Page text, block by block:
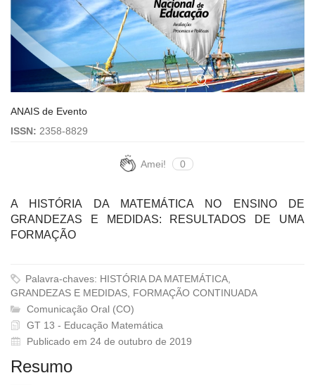
ANAIS de Evento
ISSN: 2358-8829
Amei! 0
A HISTÓRIA DA MATEMÁTICA NO ENSINO DE
GRANDEZAS E MEDIDAS: RESULTADOS DE UMA
FORMAÇÃO
Palavra-chaves: HISTÓRIA DA MATEMÁTICA,
GRANDEZAS E MEDIDAS, FORMAÇÃO CONTINUADA
Comunicação Oral (CO)
GT 13 - Educação Matemática
Publicado em 24 de outubro de 2019
Resumo